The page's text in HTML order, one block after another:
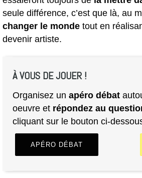
seule différence, c’est que là, au
changer le monde tout en
devenir artiste.
À VOUS DE JOUER !
Organisez un apéro débat
oeuvre et répondez au
cliquant sur le bouton ci-
APÉRO DÉBAT